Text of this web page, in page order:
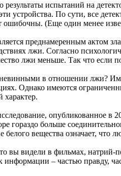
результаты испытаний на
устройства. По сути, все
ошибочны. (Еще один менее
преднамеренным актом
лжи. Согласно
лжи меньше. Так что если
в отношении лжи?
Однако имеются
характер.
опубликованное в
гораздо больше
белого вещества означает,
вы видели в фильмах, натрий-
информации – частью правду,